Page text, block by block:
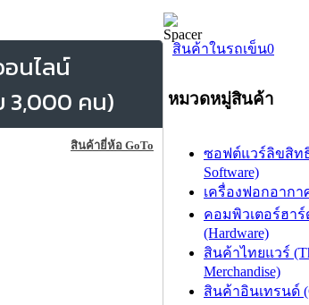
นไลน์
3,000 คน)
สินค้ายี่ห้อ GoTo
สินค้าในรถเข็น0
หมวดหมู่สินค้า
ซอฟต์แวร์ลิขสิทธิ์
Software)
เครื่องฟอกอากา
คอมพิวเตอร์ฮาร์
(Hardware)
สินค้าไทยแวร์
Merchandise)
สินค้าอินเทรนด์